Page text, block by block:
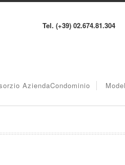
Tel. (+39) 02.674.81.304
AziendaCondominio